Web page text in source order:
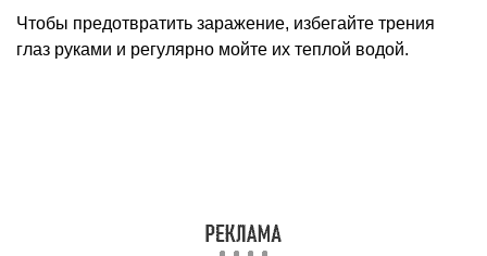
Чтобы предотвратить заражение, избегайте трения
глаз руками и регулярно мойте их теплой водой.